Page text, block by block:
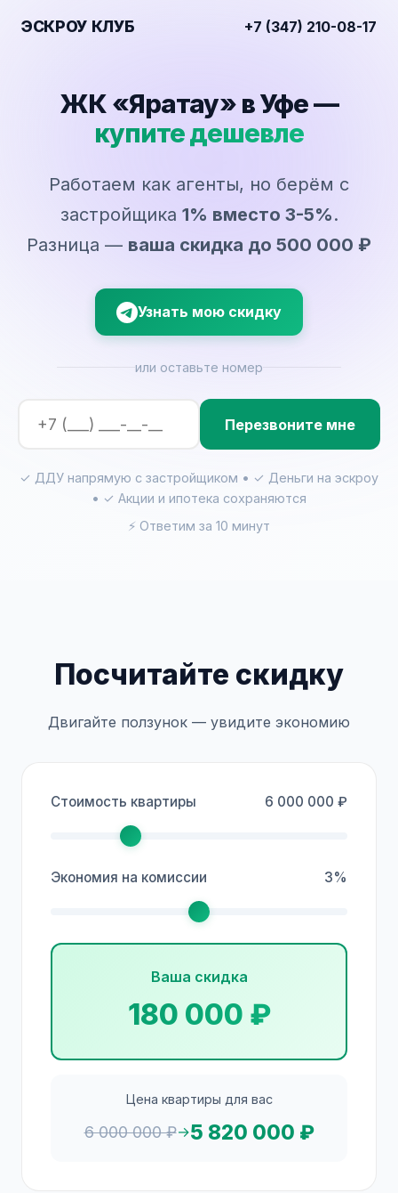
ЭСКРОУ КЛУБ +7 (347) 210-08-17
ЖК «Яратау» в Уфе —
купите дешевле
Работаем как агенты, но берём с
застройщика 1% вместо 3-5%.
Разница — ваша скидка до 500 000 ₽
Узнать мою скидку
или оставьте номер
Перезвоните мне
✓ ДДУ напрямую с застройщиком • ✓ Деньги на эскроу
• ✓ Акции и ипотека сохраняются
⚡ Ответим за 10 минут
Посчитайте скидку
Двигайте ползунок — увидите экономию
Стоимость квартиры 6 000 000 ₽
Экономия на комиссии 3%
Ваша скидка
180 000 ₽
Цена квартиры для вас
6 000 000 ₽→5 820 000 ₽